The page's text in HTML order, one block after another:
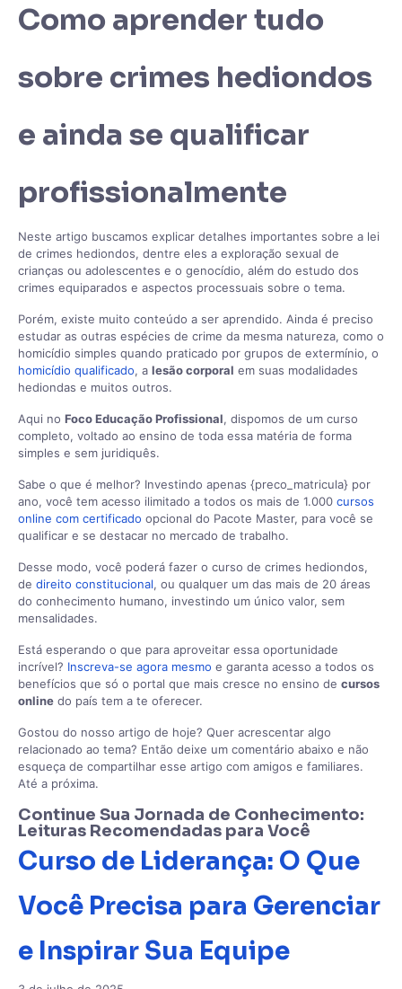
Como aprender tudo
sobre crimes hediondos
e ainda se qualificar
profissionalmente
Neste artigo buscamos explicar detalhes importantes sobre a lei
de crimes hediondos, dentre eles a exploração sexual de
crianças ou adolescentes e o genocídio, além do estudo dos
crimes equiparados e aspectos processuais sobre o tema.
Porém, existe muito conteúdo a ser aprendido. Ainda é preciso
estudar as outras espécies de crime da mesma natureza, como o
homicídio simples quando praticado por grupos de extermínio, o
homicídio qualificado, a lesão corporal em suas modalidades
hediondas e muitos outros.
Aqui no Foco Educação Profissional, dispomos de um curso
completo, voltado ao ensino de toda essa matéria de forma
simples e sem juridiquês.
Sabe o que é melhor? Investindo apenas {preco_matricula} por
ano, você tem acesso ilimitado a todos os mais de 1.000 cursos
online com certificado opcional do Pacote Master, para você se
qualificar e se destacar no mercado de trabalho.
Desse modo, você poderá fazer o curso de crimes hediondos,
de direito constitucional, ou qualquer um das mais de 20 áreas
do conhecimento humano, investindo um único valor, sem
mensalidades.
Está esperando o que para aproveitar essa oportunidade
incrível? Inscreva-se agora mesmo e garanta acesso a todos os
benefícios que só o portal que mais cresce no ensino de cursos
online do país tem a te oferecer.
Gostou do nosso artigo de hoje? Quer acrescentar algo
relacionado ao tema? Então deixe um comentário abaixo e não
esqueça de compartilhar esse artigo com amigos e familiares.
Até a próxima.
Continue Sua Jornada de Conhecimento:
Leituras Recomendadas para Você
Curso de Liderança: O Que
Você Precisa para Gerenciar
e Inspirar Sua Equipe